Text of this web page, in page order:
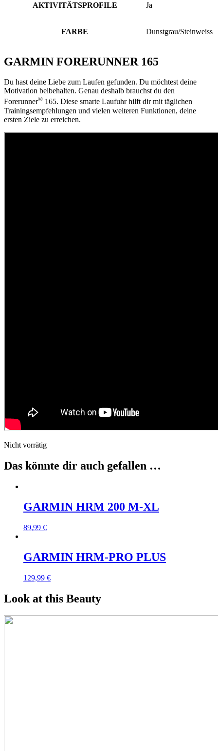
AKTIVITÄTSPROFILE Ja
FARBE Dunstgrau/Steinweiss
GARMIN FORERUNNER 165
Du hast deine Liebe zum Laufen gefunden. Du möchtest deine
Motivation beibehalten. Genau deshalb brauchst du den
Forerunner® 165. Diese smarte Laufuhr hilft dir mit täglichen
Trainingsempfehlungen und vielen weiteren Funktionen, deine
ersten Ziele zu erreichen.
Nicht vorrätig
Das könnte dir auch gefallen …
GARMIN HRM 200 M-XL
89,99 €
GARMIN HRM-PRO PLUS
129,99 €
Look at this Beauty